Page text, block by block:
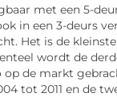
met een 5-
in een 3-deurs
Het is de
wordt de
op de markt
tot 2011 en de